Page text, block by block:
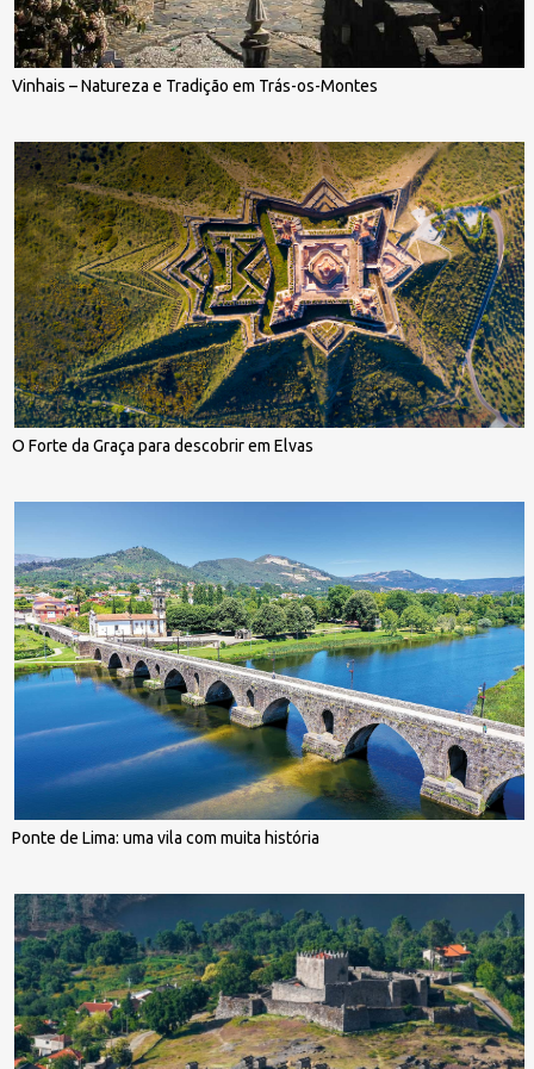
Vinhais – Natureza e Tradição em Trás-os-Montes
O Forte da Graça para descobrir em Elvas
Ponte de Lima: uma vila com muita história